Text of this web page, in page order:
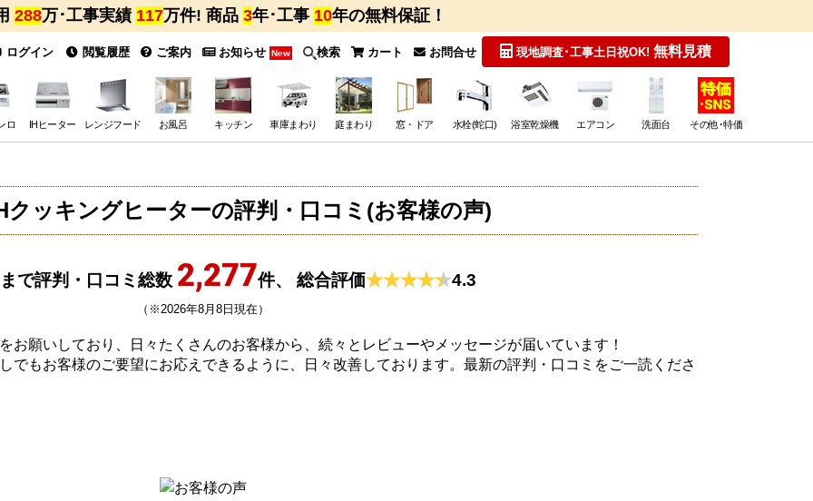
288万･工事実績 117万件! 商品 3年･工事 10年の無料保証！
ログイン 閲覧履歴 ご案内 お知らせ New 検索 カート お問合せ 現地調査･工事土日祝OK! 無料見積
ロ IHヒーター レンジフード お風呂 キッチン 車庫まわり 庭まわり 窓・ドア 水栓(蛇口) 浴室乾燥機 エアコン 洗面台 その他･特価
クッキングヒーターの評判・口コミ(お客様の声)
で評判・口コミ総数 2,277件、 総合評価 4.3
（※2026年8月8日現在）
お願いしており、日々たくさんのお客様から、続々とレビューやメッセージが届いています！
でもお客様のご要望にお応えできるように、日々改善しております。最新の評判・口コミをご一読くださ